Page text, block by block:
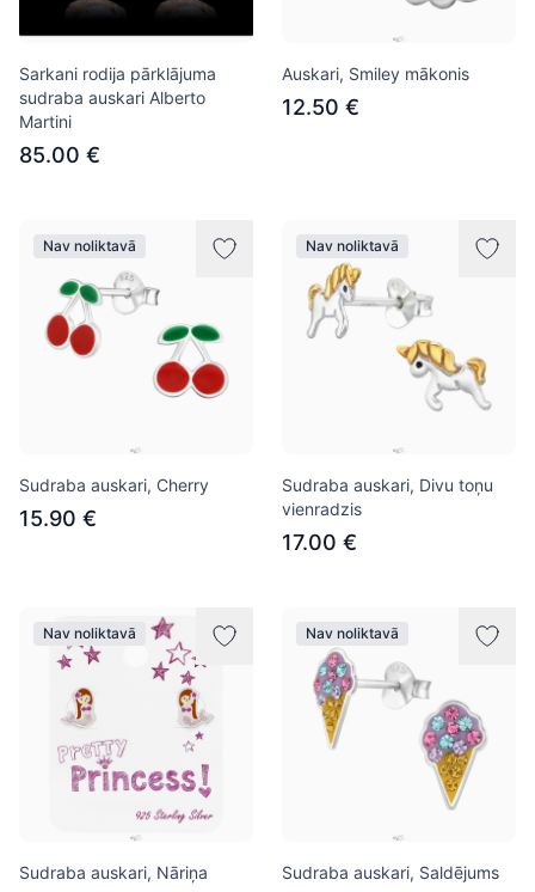
Sarkani rodija pārklājuma
sudraba auskari Alberto
Martini
85.00 €
Auskari, Smiley mākonis
12.50 €
Nav noliktavā
Sudraba auskari, Cherry
15.90 €
Nav noliktavā
Sudraba auskari, Divu toņu
vienradzis
17.00 €
Nav noliktavā
Sudraba auskari, Nāriņa
Nav noliktavā
Sudraba auskari, Saldējums